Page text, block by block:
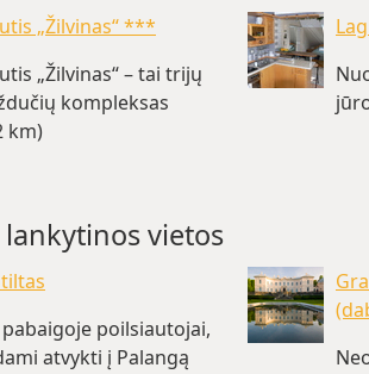
„Žilvinas“ ***
„Žilvinas“ – tai trijų
kompleksas
km)
vietos
pabaigoje poilsiautojai,
atvykti į Palangą